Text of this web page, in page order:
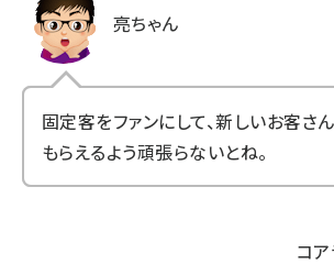
亮ちゃん
固定客をファンにして、新しいお客さ
もらえるよう頑張らないとね。
コ